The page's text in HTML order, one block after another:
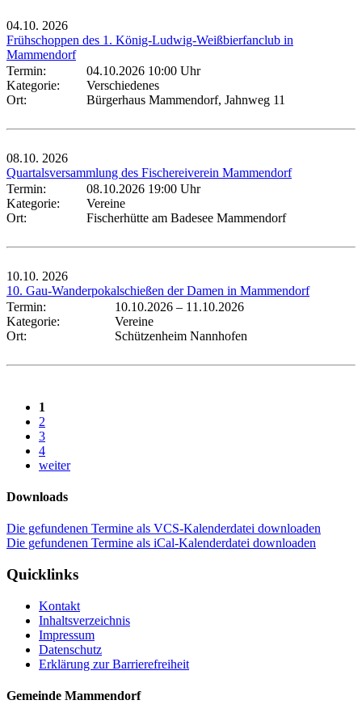
04.10. 2026
Frühschoppen des 1. König-Ludwig-Weißbierfanclub in
Mammendorf
Termin:
04.10.2026 10:00 Uhr
Kategorie:
Verschiedenes
Ort:
Bürgerhaus Mammendorf, Jahnweg 11
08.10. 2026
Quartalsversammlung des Fischereiverein Mammendorf
Termin:
08.10.2026 19:00 Uhr
Kategorie:
Vereine
Ort:
Fischerhütte am Badesee Mammendorf
10.10. 2026
10. Gau-Wanderpokalschießen der Damen in Mammendorf
Termin:
10.10.2026 – 11.10.2026
Kategorie:
Vereine
Ort:
Schützenheim Nannhofen
1
2
3
4
weiter
Downloads
Die gefundenen Termine als VCS-Kalenderdatei downloaden
Die gefundenen Termine als iCal-Kalenderdatei downloaden
Quicklinks
Kontakt
Inhaltsverzeichnis
Impressum
Datenschutz
Erklärung zur Barrierefreiheit
Gemeinde Mammendorf